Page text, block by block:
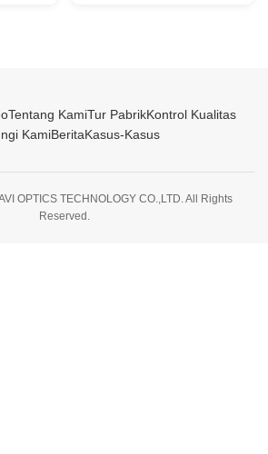
Tentang KamiTur PabrikKontrol Kualitas
KamiBeritaKasus-Kasus
OPTICS TECHNOLOGY CO.,LTD. All Rights
Reserved.